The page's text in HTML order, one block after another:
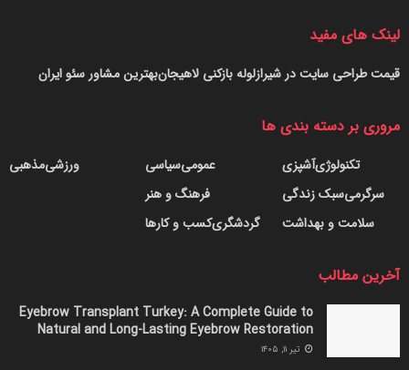
لینک های مفید
بهترین مشاور سئو ایرانلوله بازکنی لاهیجانقیمت طراحی سایت در شیراز
مروری بر دسته بندی ها
آشپزیتکنولوژی
سبک زندگیسرگرمی
سلامت و بهداشت
سیاسیعمومی
فرهنگ و هنر
کسب و کارهاگردشگری
مذهبیورزشی
آخرین مطالب
Eyebrow Transplant Turkey: A Complete Guide to
Natural and Long-Lasting Eyebrow Restoration
تیر ۱۱, ۱۴۰۵